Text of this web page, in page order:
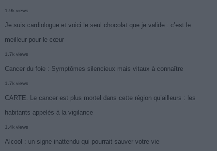
1.9k views
Je suis cardiologue et voici le seul chocolat que je valide : c’est le
meilleur pour le cœur
1.7k views
Cancer du foie : Symptômes silencieux mais vitaux à connaître
1.7k views
CARTE. Le cancer est plus mortel dans cette région qu’ailleurs : les
habitants appelés à la vigilance
1.4k views
Alcool : un signe inattendu qui pourrait sauver votre vie